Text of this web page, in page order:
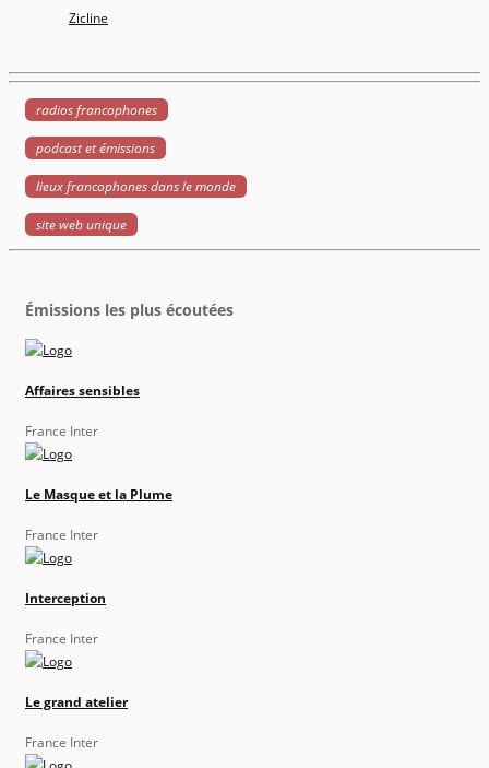
Zicline
radios francophones
podcast et émissions
lieux francophones dans le monde
site web unique
Émissions les plus écoutées
Affaires sensibles
France Inter
Le Masque et la Plume
France Inter
Interception
France Inter
Le grand atelier
France Inter